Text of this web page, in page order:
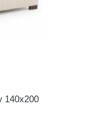
140x200